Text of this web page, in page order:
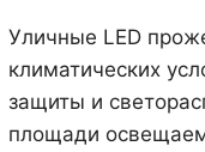
Уличные LED
климатических
защиты и
площади